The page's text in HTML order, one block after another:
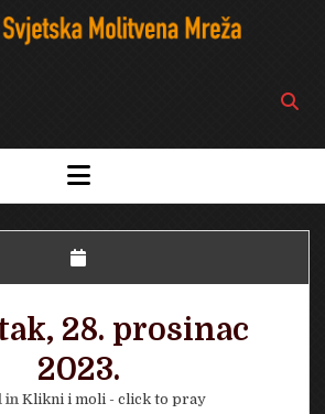
Open
bar
open
menu
28. prosinac
2023.
in Klikni i moli - click to pray